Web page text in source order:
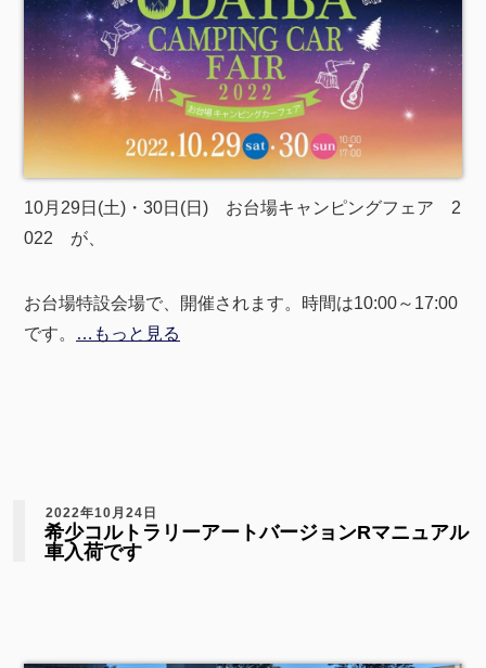
10月29日(土)・30日(日) お台場キャンピングフェア 2
022 が、
お台場特設会場で、開催されます。時間は10:00～17:00
です。
…もっと見る
2022年10月24日
希少コルトラリーアートバージョンRマニュアル
車入荷です